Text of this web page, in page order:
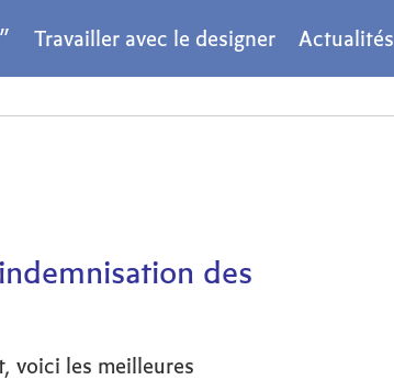
Travailler avec le designer Actualités
des
voici les meilleures